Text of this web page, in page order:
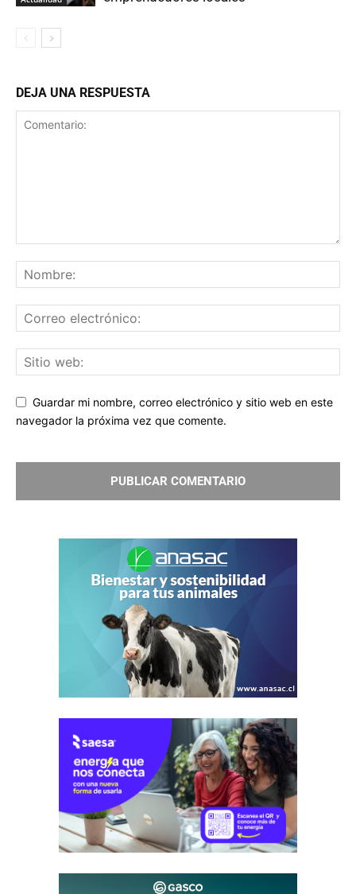
DEJA UNA RESPUESTA
Guardar mi nombre, correo electrónico y sitio web en este
navegador la próxima vez que comente.